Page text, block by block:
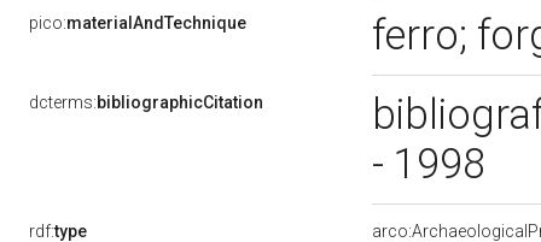
pico:materialAndTechnique ferro;
dcterms:bibliographicCitation
- 1998
rdf:type